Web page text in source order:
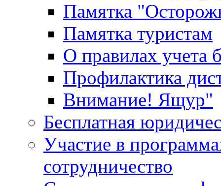
Памятка
Памятка туристам
О правилах учета
Профилактика
Внимание! Ящур"
Бесплатная
Участие в
сотрудничество